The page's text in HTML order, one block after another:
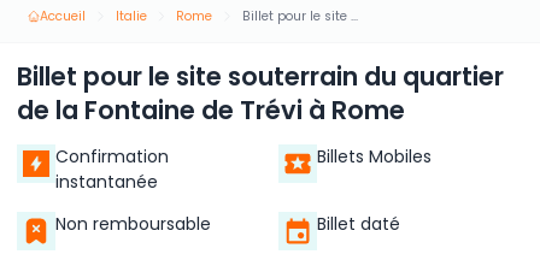
Accueil Italie Rome Billet pour le site souterrain du quartier de la Fontaine de Trévi à Rome
Billet pour le site souterrain du quartier
de la Fontaine de Trévi à Rome
Confirmation
instantanée
Billets Mobiles
Non remboursable Billet daté